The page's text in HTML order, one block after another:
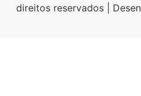
direitos reservados |